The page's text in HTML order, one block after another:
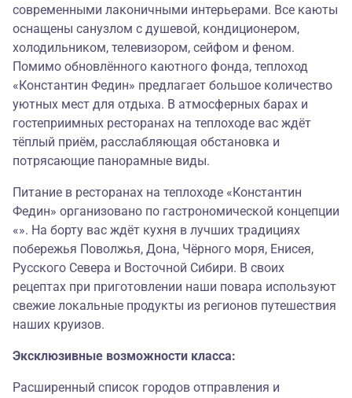
современными лаконичными интерьерами. Все каюты
оснащены санузлом с душевой, кондиционером,
холодильником, телевизором, сейфом и феном.
Помимо обновлённого каютного фонда, теплоход
«Константин Федин» предлагает большое количество
уютных мест для отдыха. В атмосферных барах и
гостеприимных ресторанах на теплоходе вас ждёт
тёплый приём, расслабляющая обстановка и
потрясающие панорамные виды.
Питание в ресторанах на теплоходе «Константин
Федин» организовано по гастрономической концепции
«». На борту вас ждёт кухня в лучших традициях
побережья Поволжья, Дона, Чёрного моря, Енисея,
Русского Севера и Восточной Сибири. В своих
рецептах при приготовлении наши повара используют
свежие локальные продукты из регионов путешествия
наших круизов.
Эксклюзивные возможности класса:
Расширенный список городов отправления и